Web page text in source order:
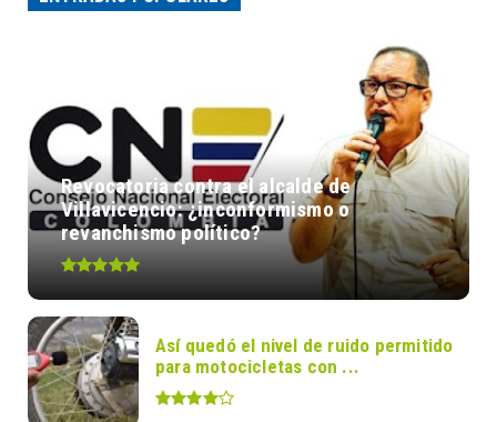
Revocatoria contra el alcalde de
Villavicencio: ¿inconformismo o
revanchismo político?
Así quedó el nivel de ruido permitido
para motocicletas con ...